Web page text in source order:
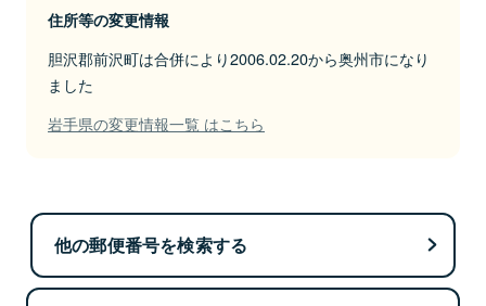
住所等の変更情報
胆沢郡前沢町は合併により2006.02.20から奥州市になり
ました
岩手県の変更情報一覧 はこちら
他の郵便番号を検索する